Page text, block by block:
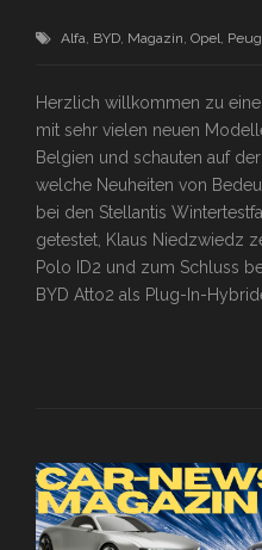
Alfa BYD Magazin Opel
Herzlich willkommen zu
mit sehr vielen neuen
Belgien und schauten auf
welche Neuheiten von
bei den Stellantis
getestet, Klaus Niedzwiedz
Polo ID2 und zum Schluss
BYD Atto2 als Plug-In-